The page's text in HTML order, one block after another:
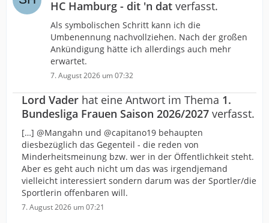
HC Hamburg - dit 'n dat verfasst.
Als symbolischen Schritt kann ich die
Umbenennung nachvollziehen. Nach der großen
Ankündigung hätte ich allerdings auch mehr
erwartet.
7. August 2026 um 07:32
Lord Vader hat eine Antwort im Thema 1.
Bundesliga Frauen Saison 2026/2027 verfasst.
[…] @Mangahn und @capitano19 behaupten
diesbezüglich das Gegenteil - die reden von
Minderheitsmeinung bzw. wer in der Öffentlichkeit steht.
Aber es geht auch nicht um das was irgendjemand
vielleicht interessiert sondern darum was der Sportler/die
Sportlerin offenbaren will.
7. August 2026 um 07:21